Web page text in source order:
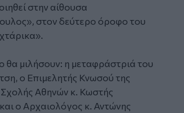
στην αίθουσα
στον δεύτερο όροφο του
θα μιλήσουν: η μεταφράστριά του
ο Επιμελητής Κνωσού της
Σχολής Αθηνών κ. Κωστής
ο Αρχαιολόγος κ. Αντώνης